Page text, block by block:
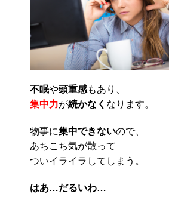
不眠や頭重感もあり、
集中力が続かなく なります。
物事に集中できないので、
あちこち気が散って
ついイライラしてしまう。
はあ…だるいわ…